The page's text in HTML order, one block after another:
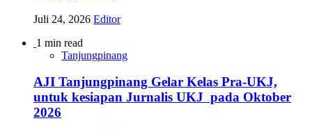
Juli 24, 2026 Editor
1 min read
Tanjungpinang
AJI Tanjungpinang Gelar Kelas Pra-UKJ,
untuk kesiapan Jurnalis UKJ pada Oktober
2026